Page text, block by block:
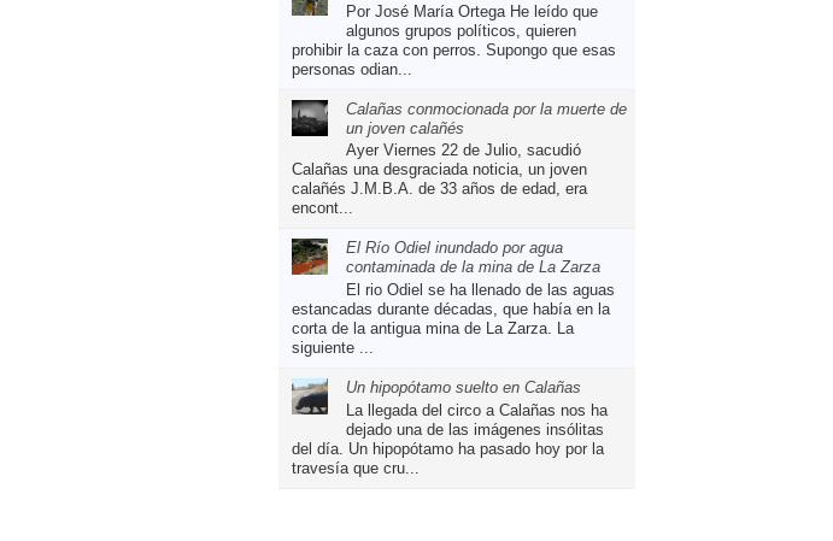
Por José María Ortega He leído que
algunos grupos políticos, quieren
prohibir la caza con perros. Supongo que esas
personas odian...
Calañas conmocionada por la muerte de
un joven calañés
Ayer Viernes 22 de Julio, sacudió
Calañas una desgraciada noticia, un joven
calañés J.M.B.A. de 33 años de edad, era
encont...
El Río Odiel inundado por agua
contaminada de la mina de La Zarza
El rio Odiel se ha llenado de las aguas
estancadas durante décadas, que había en la
corta de la antigua mina de La Zarza. La
siguiente ...
Un hipopótamo suelto en Calañas
La llegada del circo a Calañas nos ha
dejado una de las imágenes insólitas
del día. Un hipopótamo ha pasado hoy por la
travesía que cru...